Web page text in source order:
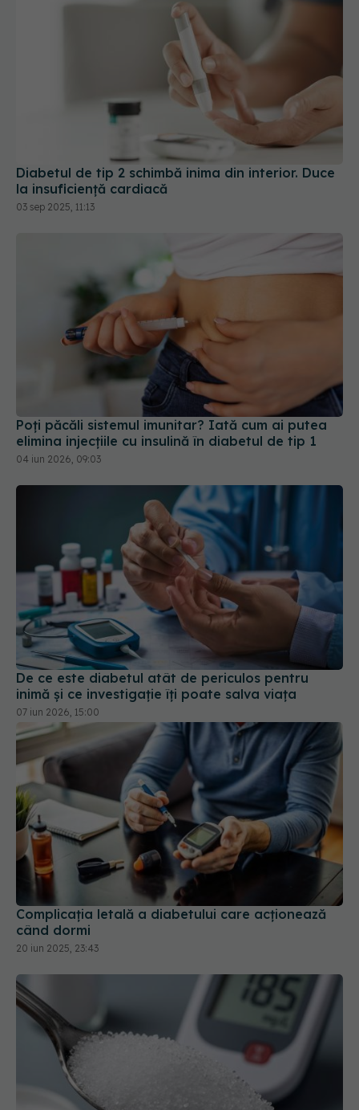
Diabetul de tip 2 schimbă inima din interior. Duce
la insuficiență cardiacă
03 sep 2025, 11:13
Poți păcăli sistemul imunitar? Iată cum ai putea
elimina injecțiile cu insulină în diabetul de tip 1
04 iun 2026, 09:03
De ce este diabetul atât de periculos pentru
inimă și ce investigație îți poate salva viața
07 iun 2026, 15:00
Complicația letală a diabetului care acționează
când dormi
20 iun 2025, 23:43